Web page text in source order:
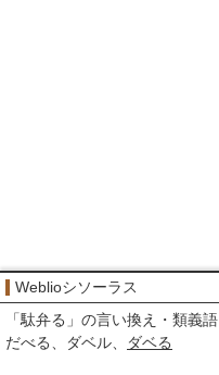
Weblioシソーラス
「駄弁る 」の言い換え・類義語
だべる
ダベル ダベる